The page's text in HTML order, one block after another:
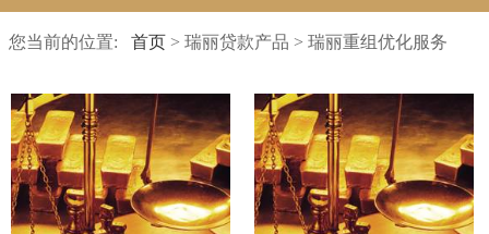
您当前的位置: 首页> 瑞丽贷款产品 > 瑞丽重组优化服务